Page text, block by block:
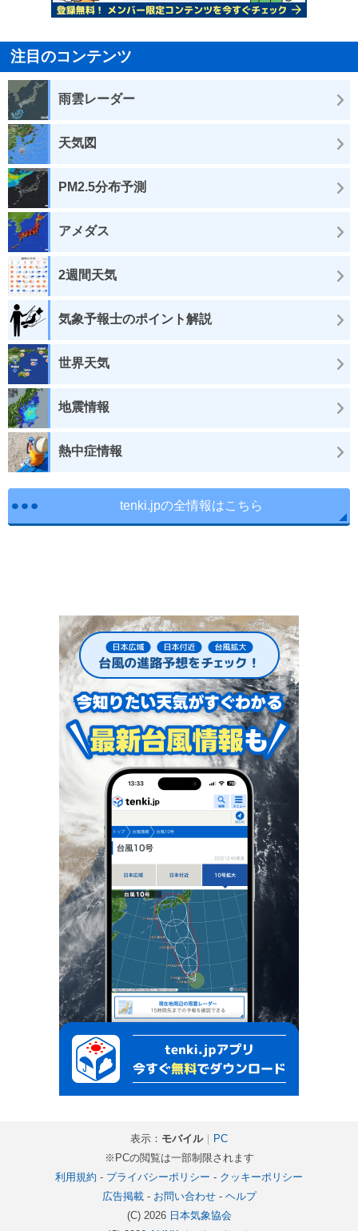
注目のコンテンツ
雨雲レーダー
天気図
PM2.5分布予測
アメダス
2週間天気
気象予報士のポイント解説
世界天気
地震情報
熱中症情報
tenki.jpの全情報はこちら
表示： モバイル｜
PC
※PCの閲覧は一部制限されます
利用規約 - プライバシーポリシー - クッキーポリシー
広告掲載- お問い合わせ- ヘルプ
(C) 2026 日本気象協会